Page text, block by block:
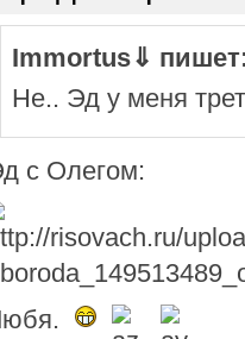
Immortus⇓
Не.. Эд у меня
с Олегом: